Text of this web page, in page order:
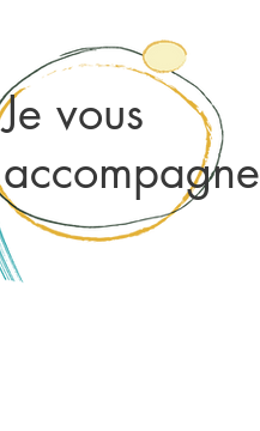
Je vous
accompagne